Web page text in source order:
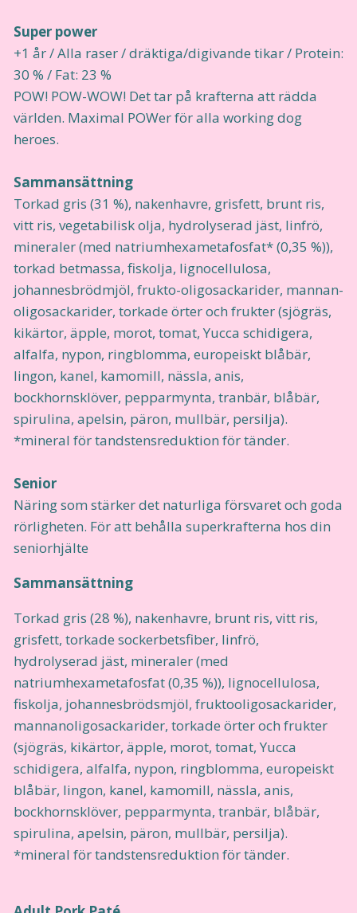
Super power
+1 år / Alla raser / dräktiga/digivande tikar / Protein:
30 % / Fat: 23 %
POW! POW-WOW! Det tar på krafterna att rädda
världen. Maximal POWer för alla working dog
heroes.
Sammansättning
Torkad gris (31 %), nakenhavre, grisfett, brunt ris,
vitt ris, vegetabilisk olja, hydrolyserad jäst, linfrö,
mineraler (med natriumhexametafosfat* (0,35 %)),
torkad betmassa, fiskolja, lignocellulosa,
johannesbrödmjöl, frukto-oligosackarider, mannan-
oligosackarider, torkade örter och frukter (sjögräs,
kikärtor, äpple, morot, tomat, Yucca schidigera,
alfalfa, nypon, ringblomma, europeiskt blåbär,
lingon, kanel, kamomill, nässla, anis,
bockhornsklöver, pepparmynta, tranbär, blåbär,
spirulina, apelsin, päron, mullbär, persilja).
*mineral för tandstensreduktion för tänder.
Senior
Näring som stärker det naturliga försvaret och goda
rörligheten. För att behålla superkrafterna hos din
seniorhjälte
Sammansättning
Torkad gris (28 %), nakenhavre, brunt ris, vitt ris,
grisfett, torkade sockerbetsfiber, linfrö,
hydrolyserad jäst, mineraler (med
natriumhexametafosfat (0,35 %)), lignocellulosa,
fiskolja, johannesbrödsmjöl, fruktooligosackarider,
mannanoligosackarider, torkade örter och frukter
(sjögräs, kikärtor, äpple, morot, tomat, Yucca
schidigera, alfalfa, nypon, ringblomma, europeiskt
blåbär, lingon, kanel, kamomill, nässla, anis,
bockhornsklöver, pepparmynta, tranbär, blåbär,
spirulina, apelsin, päron, mullbär, persilja).
*mineral för tandstensreduktion för tänder.